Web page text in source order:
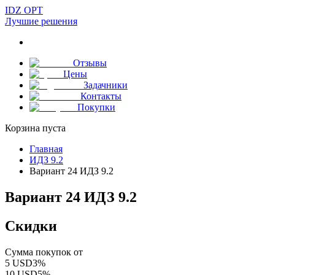
IDZ OPT
Лучшие решения
Отзывы
Цены
Задачники
Контакты
Покупки
Корзина пуста
Главная
ИДЗ 9.2
Вариант 24 ИДЗ 9.2
Вариант 24 ИДЗ 9.2
Скидки
Сумма покупок от
5 USD3%